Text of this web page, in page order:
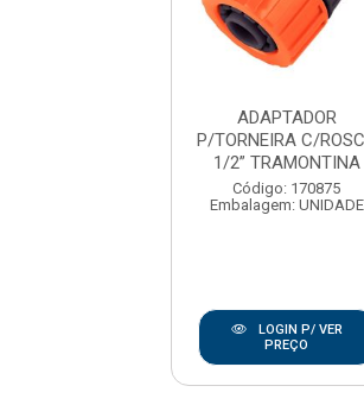
ADAPTADOR
P/TORNEIRA C/
1/2” TRAMONTINA
Código: 170875
Embalagem: UNIDADE
LOGIN P/ VER
PREÇO